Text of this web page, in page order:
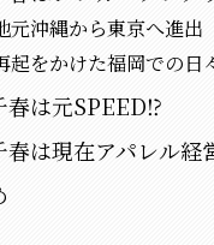
元沖縄から東京へ進出
起をかけた福岡での日
春は元SPEED⁉
春は現在アパレル経